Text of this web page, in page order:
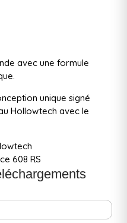
avec une formule
unique signé
Hollowtech avec le
608 RS